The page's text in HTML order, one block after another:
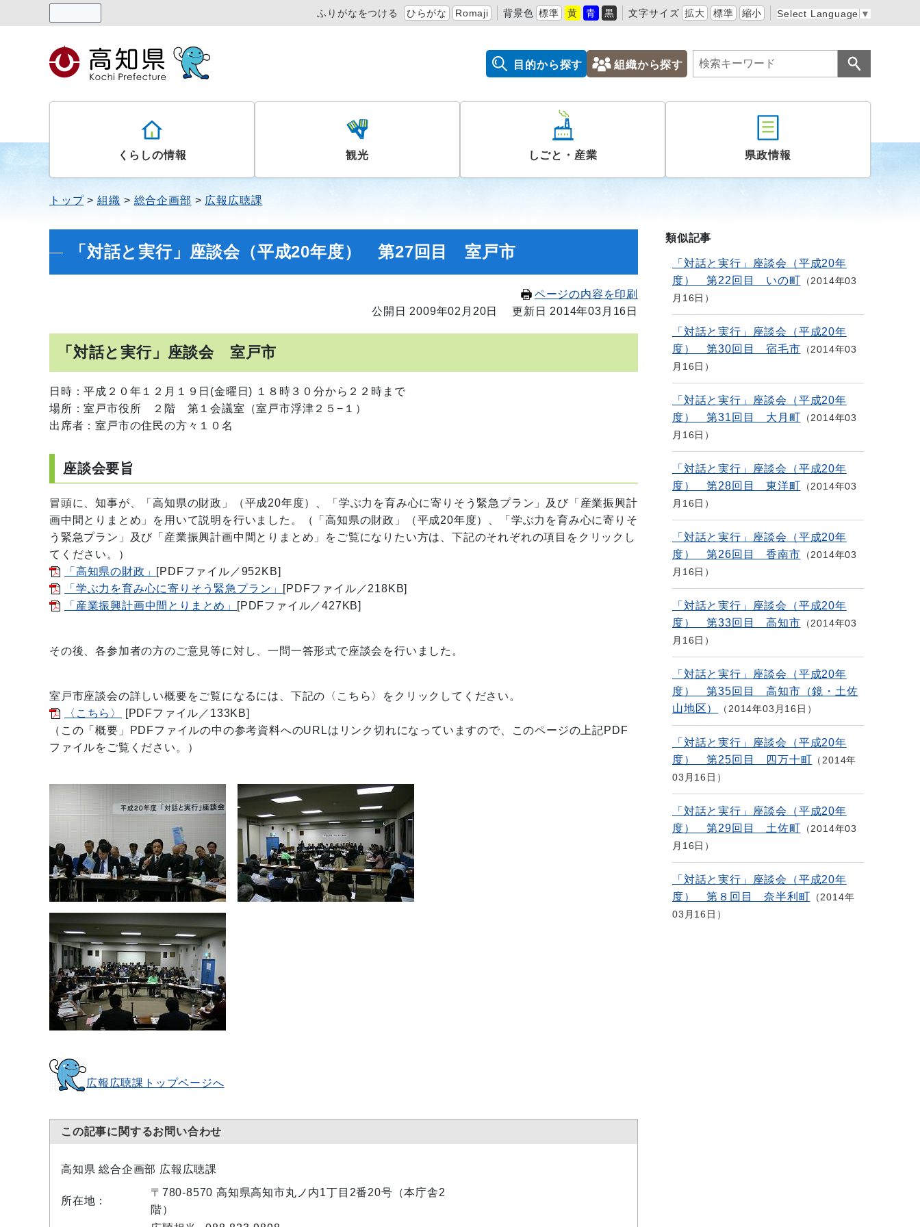
ふりがなをつける ひらがな Romaji 背景色 標準 黄 青 黒 文字サイズ 拡大 標準 縮小 Select Language ▼
目的から探す 組織から探す
くらしの情報 観光 しごと・産業 県政情報
トップ 組織 総合企画部 広報広聴課
「対話と実行」座談会（平成20年度） 第27回目 室戸市
ページの内容を印刷
公開日 2009年02月20日
更新日 2014年03月16日
「対話と実行」座談会 室戸市
日時：平成２０年１２月１９日(金曜日) １８時３０分から２２時まで
場所：室戸市役所 ２階 第１会議室（室戸市浮津２５−１）
出席者：室戸市の住民の方々１０名
座談会要旨
冒頭に、知事が、「高知県の財政」（平成20年度）、「学ぶ力を育み心に寄りそう緊急プラン」及び「産業振興計
画中間とりまとめ」を用いて説明を行いました。（「高知県の財政」（平成20年度）、「学ぶ力を育み心に寄りそ
う緊急プラン」及び「産業振興計画中間とりまとめ」をご覧になりたい方は、下記のそれぞれの項目をクリックし
てください。）
「高知県の財政」 [PDFファイル／952KB]
「学ぶ力を育み心に寄りそう緊急プラン」
[PDFファイル／218KB]
「産業振興計画中間とりまとめ」
[PDFファイル／427KB]
その後、各参加者の方のご意見等に対し、一問一答形式で座談会を行いました。
室戸市座談会の詳しい概要をご覧になるには、下記の〈こちら〉をクリックしてください。
〈こちら〉
[PDFファイル／133KB]
（この「概要」PDFファイルの中の参考資料へのURLはリンク切れになっていますので、このページの上記PDF
ファイルをご覧ください。）
広報広聴課トップページへ
この記事に関するお問い合わせ
高知県 総合企画部 広報広聴課
所在地：
〒780-8570 高知県高知市丸ノ内1丁目2番20号（本庁舎2
階）
類似記事
「対話と実行」座談会（平成20年
度） 第22回目 いの町
2014年03
月16日
「対話と実行」座談会（平成20年
度） 第30回目 宿毛市
2014年03
月16日
「対話と実行」座談会（平成20年
度） 第31回目 大月町
2014年03
月16日
「対話と実行」座談会（平成20年
度） 第28回目 東洋町
2014年03
月16日
「対話と実行」座談会（平成20年
度） 第26回目 香南市
2014年03
月16日
「対話と実行」座談会（平成20年
度） 第33回目 高知市
2014年03
月16日
「対話と実行」座談会（平成20年
度） 第35回目 高知市（鏡・土佐
山地区）
2014年03月16日
「対話と実行」座談会（平成20年
度） 第25回目 四万十町
2014年
03月16日
「対話と実行」座談会（平成20年
度） 第29回目 土佐町
2014年03
月16日
「対話と実行」座談会（平成20年
度） 第８回目 奈半利町
2014年
03月16日